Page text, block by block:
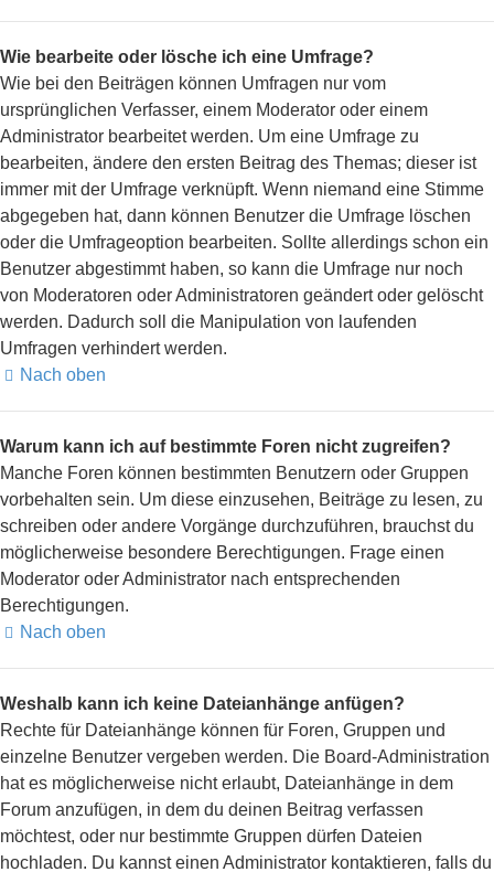
Wie bearbeite oder lösche ich eine Umfrage?
Wie bei den Beiträgen können Umfragen nur vom
ursprünglichen Verfasser, einem Moderator oder einem
Administrator bearbeitet werden. Um eine Umfrage zu
bearbeiten, ändere den ersten Beitrag des Themas; dieser ist
immer mit der Umfrage verknüpft. Wenn niemand eine Stimme
abgegeben hat, dann können Benutzer die Umfrage löschen
oder die Umfrageoption bearbeiten. Sollte allerdings schon ein
Benutzer abgestimmt haben, so kann die Umfrage nur noch
von Moderatoren oder Administratoren geändert oder gelöscht
werden. Dadurch soll die Manipulation von laufenden
Umfragen verhindert werden.
Nach oben
Warum kann ich auf bestimmte Foren nicht zugreifen?
Manche Foren können bestimmten Benutzern oder Gruppen
vorbehalten sein. Um diese einzusehen, Beiträge zu lesen, zu
schreiben oder andere Vorgänge durchzuführen, brauchst du
möglicherweise besondere Berechtigungen. Frage einen
Moderator oder Administrator nach entsprechenden
Berechtigungen.
Nach oben
Weshalb kann ich keine Dateianhänge anfügen?
Rechte für Dateianhänge können für Foren, Gruppen und
einzelne Benutzer vergeben werden. Die Board-Administration
hat es möglicherweise nicht erlaubt, Dateianhänge in dem
Forum anzufügen, in dem du deinen Beitrag verfassen
möchtest, oder nur bestimmte Gruppen dürfen Dateien
hochladen. Du kannst einen Administrator kontaktieren, falls du